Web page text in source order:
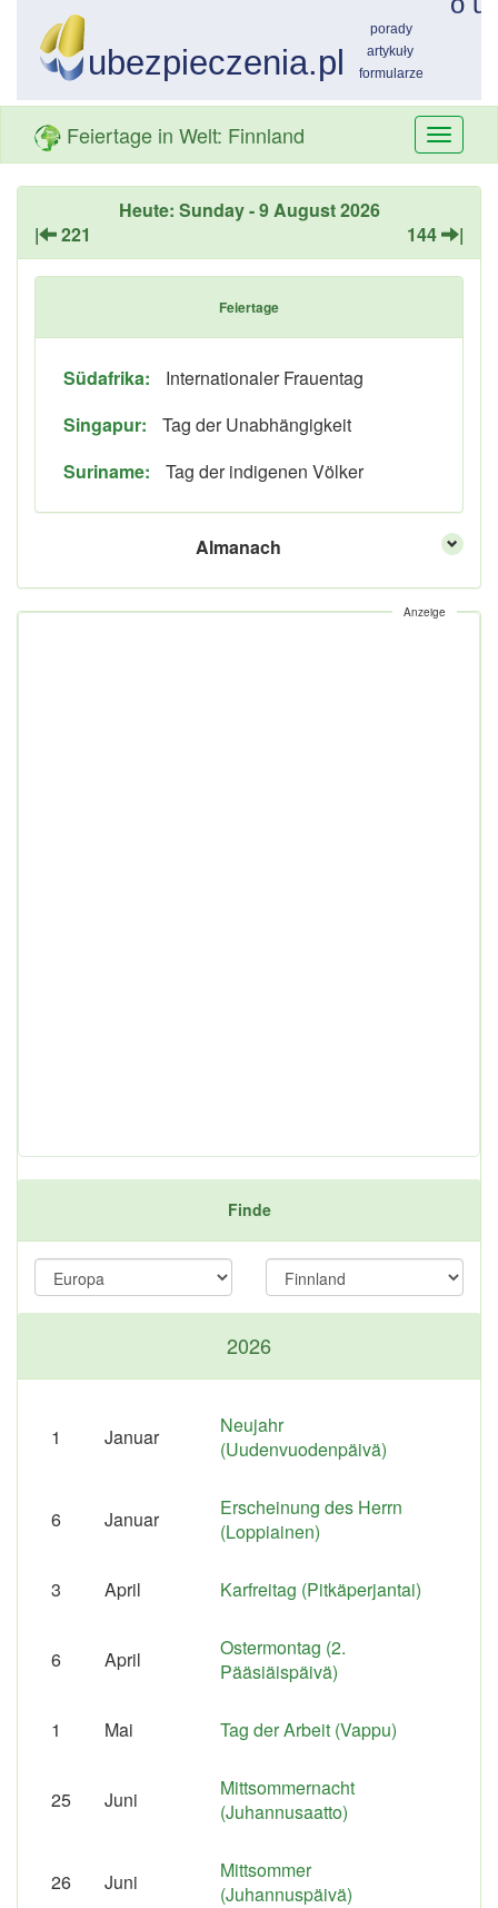
Feiertage in Welt: Finnland
Heute: Sunday - 9 August 2026
|
221 144 |
Feiertage
Südafrika:
Internationaler Frauentag
Singapur:
Tag der Unabhängigkeit
Suriname:
Tag der indigenen Völker
Almanach
Anzeige
Finde
2026
1 Januar
Neujahr
(Uudenvuodenpäivä)
6 Januar
Erscheinung des Herrn
(Loppiainen)
3 April Karfreitag (Pitkäperjantai)
6 April
Ostermontag (2.
Pääsiäispäivä)
1 Mai Tag der Arbeit (Vappu)
25 Juni
Mittsommernacht
(Juhannusaatto)
26 Juni
Mittsommer
(Juhannuspäivä)